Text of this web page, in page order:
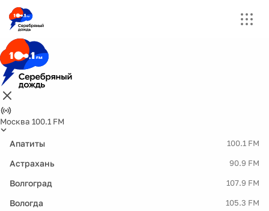
Москва 100.1 FM
Апатиты 100.1 FM
Астрахань 90.9 FM
Волгоград 107.9 FM
Вологда 105.3 FM